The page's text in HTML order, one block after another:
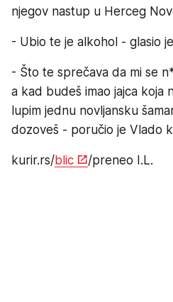
njegov nastup u Herceg
- Ubio te je alkohol - glasio
- Što te sprečava da mi se
a kad budeš imao jajca koja
lupim jednu novljansku
dozoveš - poručio je Vlado
kurir.rs/blic /preneo I.L.